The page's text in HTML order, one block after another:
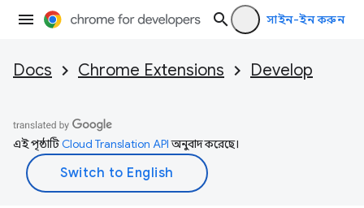
সাইন-ইন করুন
Docs Chrome Extensions Develop
এই পৃষ্ঠাটিCloud Translation APIঅনুবাদ করেছে।